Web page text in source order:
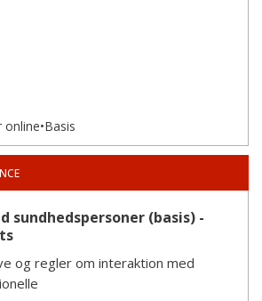
online•Basis
sundhedspersoner (basis) -
og regler om interaktion med